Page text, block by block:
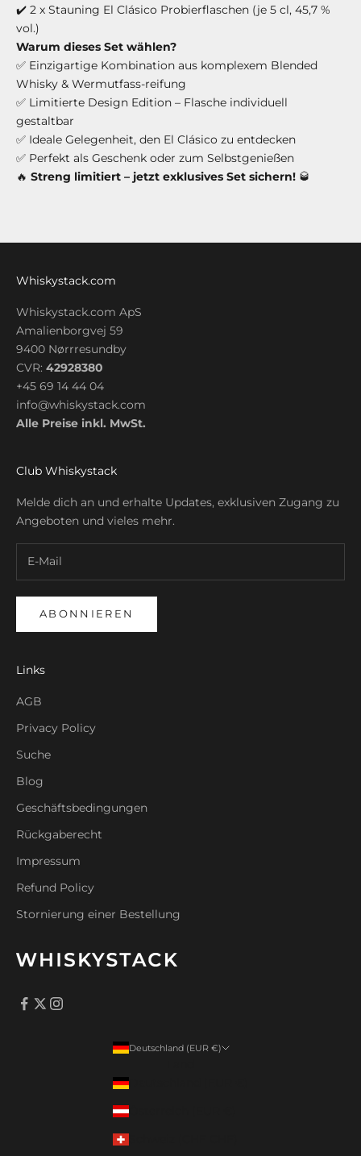
✔️ 2 x Stauning El Clásico Probierflaschen (je 5 cl, 45,7 %
vol.)
Warum dieses Set wählen?
✅ Einzigartige Kombination aus komplexem Blended
Whisky & Wermutfass-reifung
✅ Limitierte Design Edition – Flasche individuell
gestaltbar
✅ Ideale Gelegenheit, den El Clásico zu entdecken
✅ Perfekt als Geschenk oder zum Selbstgenießen
🔥 Streng limitiert – jetzt exklusives Set sichern! 🥃
Whiskystack.com
Whiskystack.com ApS
Amalienborgvej 59
9400 Nørrresundby
CVR: 42928380
+45 69 14 44 04
info@whiskystack.com
Alle Preise inkl. MwSt.
Club Whiskystack
Melde dich an und erhalte Updates, exklusiven Zugang zu
Angeboten und vieles mehr.
ABONNIEREN
Links
AGB
Privacy Policy
Suche
Blog
Geschäftsbedingungen
Rückgaberecht
Impressum
Refund Policy
Stornierung einer Bestellung
Deutschland (EUR €)